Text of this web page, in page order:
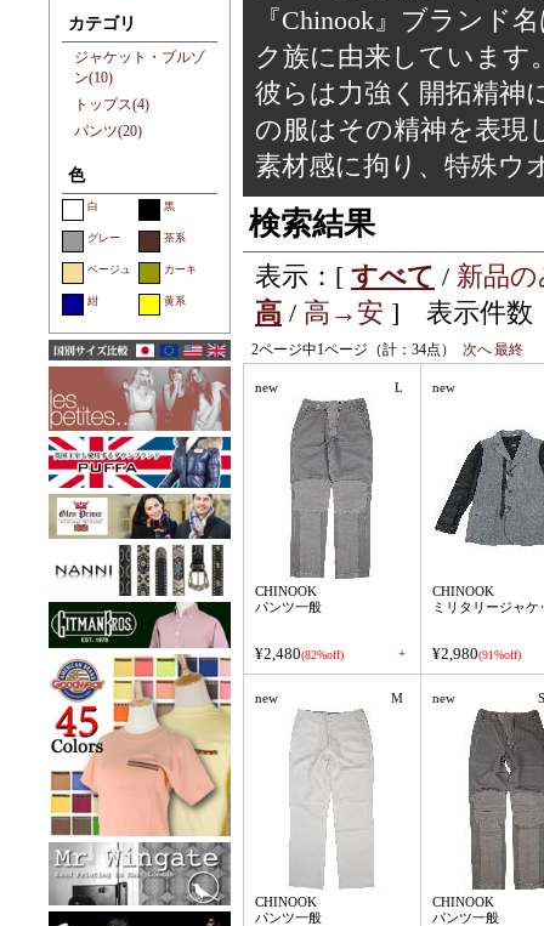
カテゴリ
ジャケット・ブルゾ
ン(10)
トップス(4)
パンツ(20)
色
白 黒
グレー 茶系
ベージュ カーキ
紺 黄系
『Chinook』ブランド
ク族に由来しています
彼らは力強く開拓精神
の服はその精神を表現
素材感に拘り、特殊ウ
検索結果
表示：[ すべて / 新品
高 / 高→安 ] 表示件数
2ページ中1ページ（計：34点） 次へ最終
new L
CHINOOK
パンツ一般
¥2,480(82%off) +
new
CHINOOK
ミリタリージャケ
¥2,980(91%off)
new M
CHINOOK
パンツ一般
new
CHINOOK
パンツ一般